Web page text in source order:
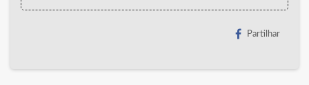
Partilhar